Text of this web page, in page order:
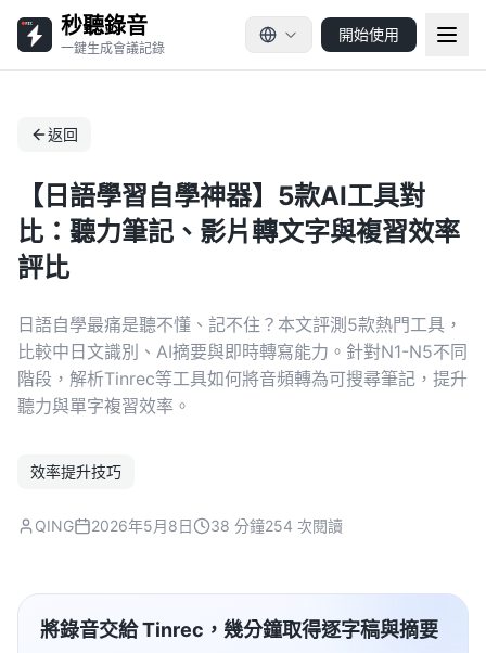
秒聽錄音
一鍵生成會議記錄
開始使用
返回
【日語學習自學神器】5款AI工具對
比：聽力筆記、影片轉文字與複習效率
評比
日語自學最痛是聽不懂、記不住？本文評測5款熱門工具，
比較中日文識別、AI摘要與即時轉寫能力。針對N1-N5不同
階段，解析Tinrec等工具如何將音頻轉為可搜尋筆記，提升
聽力與單字複習效率。
效率提升技巧
QING 2026年5月8日 38 分鐘254 次閱讀
將錄音交給 Tinrec，幾分鐘取得逐字稿與摘要